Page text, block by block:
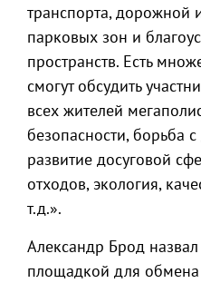
транспорта, дорожной
парковых зон и
пространств. Есть
смогут обсудить
всех жителей
безопасности, борьба
развитие досуговой
отходов, экология,
т.д.».
Александр Брод
площадкой для